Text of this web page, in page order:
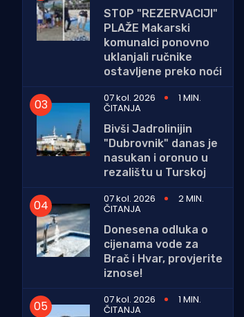
STOP "REZERVACIJI"
PLAŽE Makarski
komunalci ponovno
uklanjali ručnike
ostavljene preko noći
07 kol. 2026
1 MIN.
ČITANJA
Bivši Jadrolinijin
"Dubrovnik" danas je
nasukan i oronuo u
rezalištu u Turskoj
07 kol. 2026
2 MIN.
ČITANJA
Donesena odluka o
cijenama vode za
Brač i Hvar, provjerite
iznose!
07 kol. 2026
1 MIN.
ČITANJA